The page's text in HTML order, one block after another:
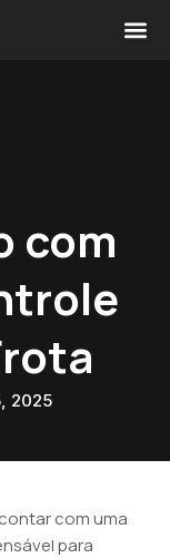
com
2025
com uma
para